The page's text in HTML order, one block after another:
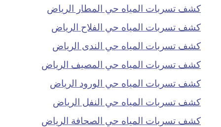
كشف تسربات المياه حي المطار الرياض
كشف تسربات المياه حي الفلاح الرياض
كشف تسربات المياه حي الندى الرياض
كشف تسربات المياه حي المصيف الرياض
كشف تسربات المياه حي الورود الرياض
كشف تسربات المياه حي النفل الرياض
كشف تسربات المياه حي الصحافة الرياض